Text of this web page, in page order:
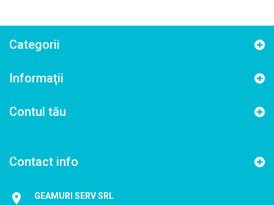
Categorii
Informaţii
Contul tău
Contact info
GEAMURI SERV SRL